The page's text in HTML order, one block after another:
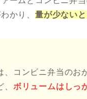
かり、 量が少ない
、コンビニ弁当のお
ボリュームはしっ